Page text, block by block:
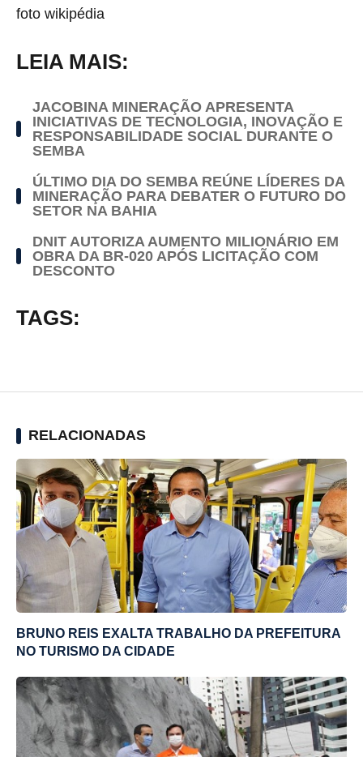
foto wikipédia
LEIA MAIS:
JACOBINA MINERAÇÃO APRESENTA
INICIATIVAS DE TECNOLOGIA, INOVAÇÃO E
RESPONSABILIDADE SOCIAL DURANTE O
SEMBA
ÚLTIMO DIA DO SEMBA REÚNE LÍDERES DA
MINERAÇÃO PARA DEBATER O FUTURO DO
SETOR NA BAHIA
DNIT AUTORIZA AUMENTO MILIONÁRIO EM
OBRA DA BR-020 APÓS LICITAÇÃO COM
DESCONTO
TAGS:
RELACIONADAS
BRUNO REIS EXALTA TRABALHO DA PREFEITURA
NO TURISMO DA CIDADE